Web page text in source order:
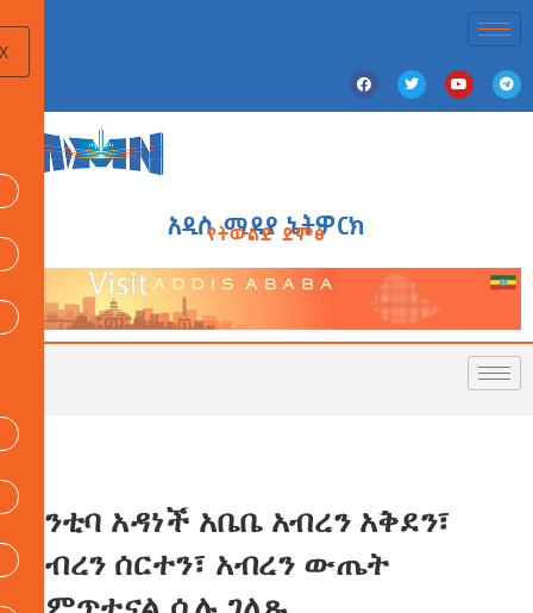
አዲስ ሚዲያ ኔትዎርክ
የትውልድ ድምፅ
ከንቲባ አዳነች አቤቤ አብረን አቅደን፣
አብረን ሰርተን፣ አብረን ውጤት